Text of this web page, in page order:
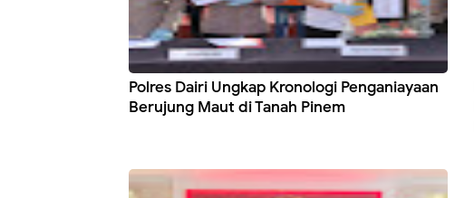
Polres Dairi Ungkap Kronologi Penganiayaan
Berujung Maut di Tanah Pinem